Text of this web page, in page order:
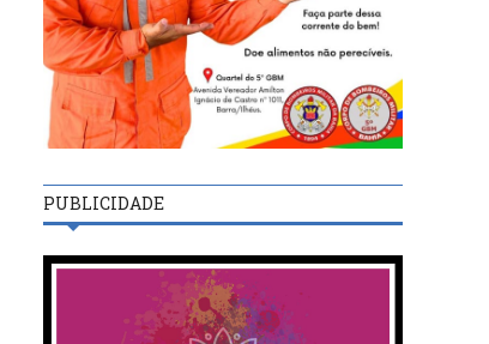
PUBLICIDADE